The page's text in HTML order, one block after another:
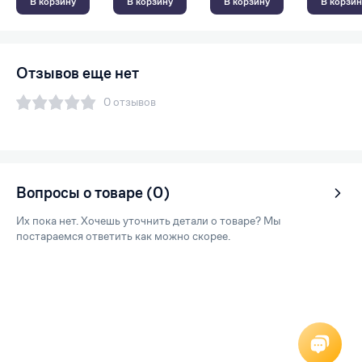
Отзывов еще нет
0 отзывов
Вопросы о товаре (0)
Их пока нет. Хочешь уточнить детали о товаре? Мы
постараемся ответить как можно скорее.